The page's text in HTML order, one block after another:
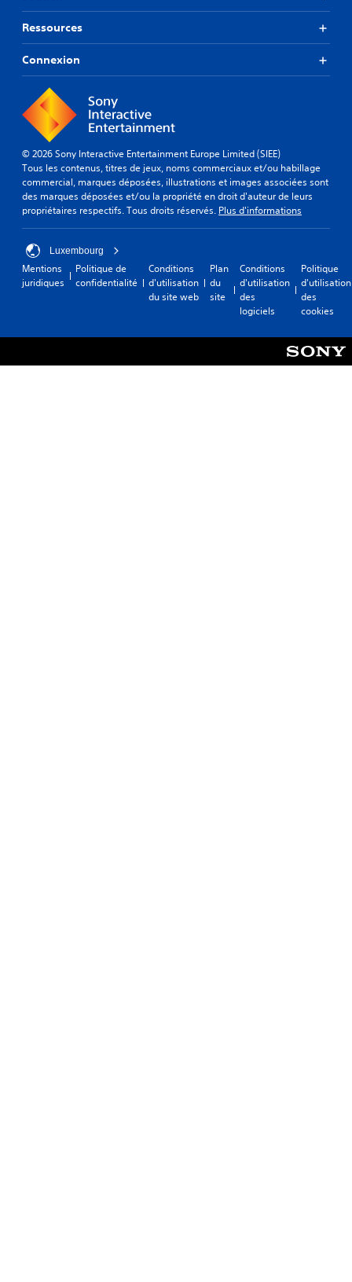
Ressources
Connexion
© 2026 Sony Interactive Entertainment Europe Limited (SIEE)
Tous les contenus, titres de jeux, noms commerciaux et/ou habillage
commercial, marques déposées, illustrations et images associées sont
des marques déposées et/ou la propriété en droit d'auteur de leurs
propriétaires respectifs. Tous droits réservés. Plus d'informations
Luxembourg
Mentions
juridiques
Politique de
confidentialité
Conditions
d'utilisation
du site web
Plan
du
site
Conditions
d'utilisation
des
logiciels
Politique
d'utilisation
des
cookies